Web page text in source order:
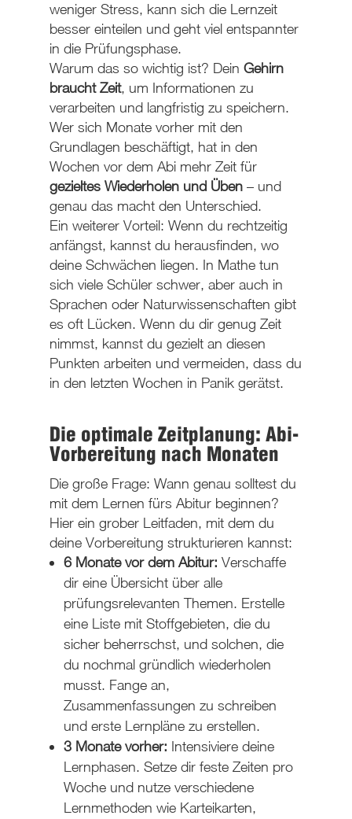
weniger Stress, kann sich die Lernzeit
besser einteilen und geht viel entspannter
in die Prüfungsphase.
Warum das so wichtig ist? Dein Gehirn
braucht Zeit, um Informationen zu
verarbeiten und langfristig zu speichern.
Wer sich Monate vorher mit den
Grundlagen beschäftigt, hat in den
Wochen vor dem Abi mehr Zeit für
gezieltes Wiederholen und Üben– und
genau das macht den Unterschied.
Ein weiterer Vorteil: Wenn du rechtzeitig
anfängst, kannst du herausfinden, wo
deine Schwächen liegen. In Mathe tun
sich viele Schüler schwer, aber auch in
Sprachen oder Naturwissenschaften gibt
es oft Lücken. Wenn du dir genug Zeit
nimmst, kannst du gezielt an diesen
Punkten arbeiten und vermeiden, dass du
in den letzten Wochen in Panik gerätst.
Die optimale Zeitplanung: Abi-
Vorbereitung nach Monaten
Die große Frage: Wann genau solltest du
mit dem Lernen fürs Abitur beginnen?
Hier ein grober Leitfaden, mit dem du
deine Vorbereitung strukturieren kannst:
6 Monate vor dem Abitur: Verschaffe
dir eine Übersicht über alle
prüfungsrelevanten Themen. Erstelle
eine Liste mit Stoffgebieten, die du
sicher beherrschst, und solchen, die
du nochmal gründlich wiederholen
musst. Fange an,
Zusammenfassungen zu schreiben
und erste Lernpläne zu erstellen.
3 Monate vorher: Intensiviere deine
Lernphasen. Setze dir feste Zeiten pro
Woche und nutze verschiedene
Lernmethoden wie Karteikarten,